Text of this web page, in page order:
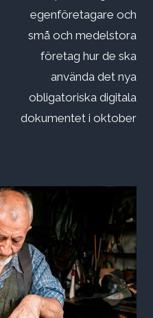
egenföretagare och
små och medelstora
företag hur de ska
använda det nya
obligatoriska digitala
dokumentet i oktober